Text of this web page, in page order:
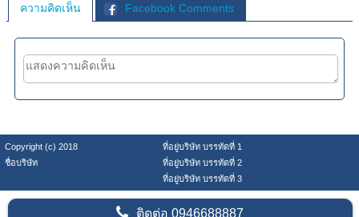
ความคิดเห็น Facebook Comments
Copyright (c) 2018
ที่อยู่บริษัท บรรทัดที่ 1
ชื่อบริษัท
ที่อยู่บริษัท บรรทัดที่ 2
ที่อยู่บริษัท บรรทัดที่ 3
ติดต่อ0946688887